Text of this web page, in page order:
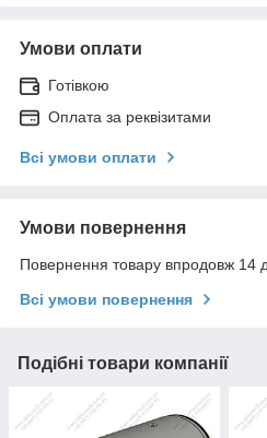
Умови оплати
Готівкою
Оплата за реквізитами
Всі умови оплати
Умови повернення
Повернення товару впродовж 14
Всі умови повернення
Подібні товари компанії